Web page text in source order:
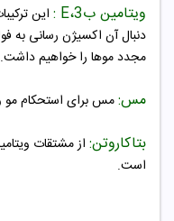
ویتامین ب3،E :
این
دنبال آن اکسیژن رسانی به
مجدد موها را خواهیم داشت.
مس:مس برای استحکام مو
بتاکاروتن:
است.